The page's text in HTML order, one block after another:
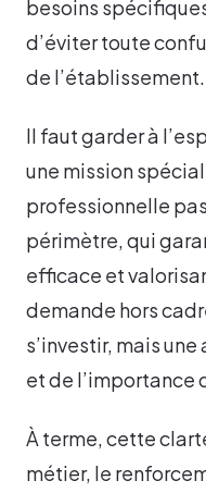
besoins
d’éviter toute
de l’établissement.
Il faut garder à
une mission
professionnelle
périmètre, qui
efficace et
demande hors
s’investir, mais
et de l’importance
À terme, cette
métier, le